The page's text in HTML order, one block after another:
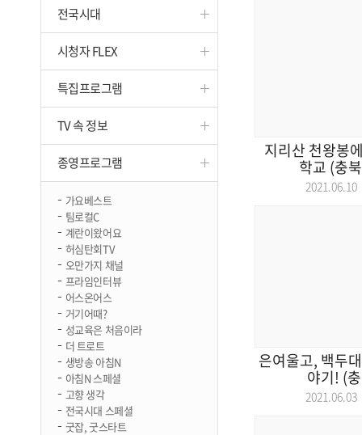
전국시대
시청자 FLEX
특집프로그램
TV 속 정보
종영프로그램
가요베스트
팀로컬C
계란이왔어요
허심탄회TV
오만가지 채널
프라임인터뷰
어스온어스
거기어때?
성교육은 처음이라
더 트로트
생방송 아침N
아침N 스페셜
고향 생각
전국시대 스페셜
굿잡, 굿스타트
지리산 천왕봉
학교 (충
은여울고, 백두
야기! (